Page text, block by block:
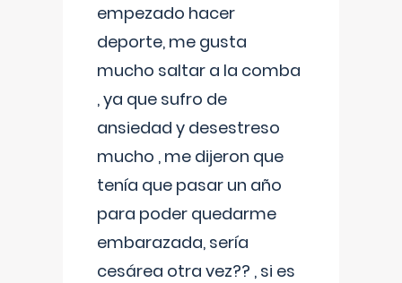
empezado hacer
deporte, me gusta
mucho saltar a la comba
, ya que sufro de
ansiedad y desestreso
mucho , me dijeron que
tenía que pasar un año
para poder quedarme
embarazada, sería
cesárea otra vez?? , si es